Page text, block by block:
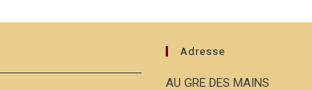
Adresse
AU GRE DES MAINS